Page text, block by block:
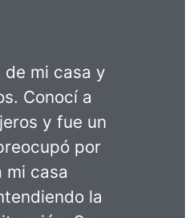
de mi casa y
Conocí a
y fue un
por
mi casa
la